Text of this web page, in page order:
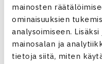
mainosten
ominaisuuksien
analysoimiseen.
mainosalan ja
tietoja siitä, miten